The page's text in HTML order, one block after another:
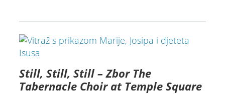
Still, Still, Still – Zbor The
Tabernacle Choir at Temple Square